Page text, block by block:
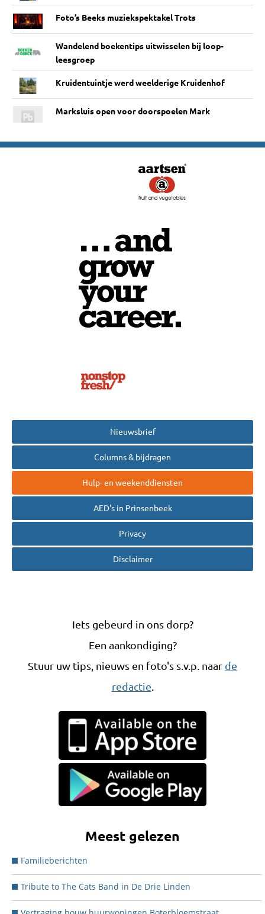
Foto’s Beeks muziekspektakel Trots
Wandelend boekentips uitwisselen bij loop-
leesgroep
Kruidentuintje werd weelderige Kruidenhof
Marksluis open voor doorspoelen Mark
Nieuwsbrief
Columns & bijdragen
Hulp- en weekenddiensten
AED's in Prinsenbeek
Privacy
Disclaimer
Iets gebeurd in ons dorp?
Een aankondiging?
Stuur uw tips, nieuws en foto's s.v.p. naar de
redactie
Meest gelezen
Familieberichten
Tribute to The Cats Band in De Drie Linden